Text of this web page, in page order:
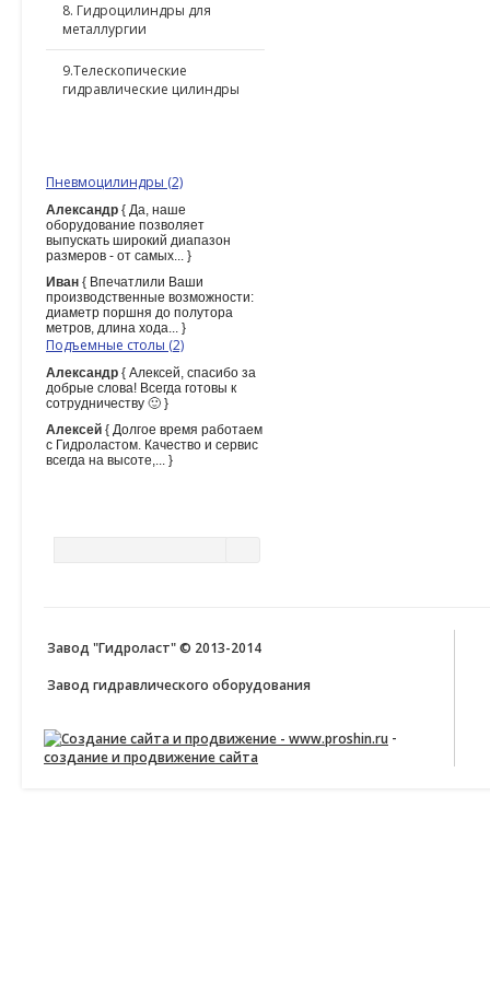
8. Гидроцилиндры для
металлургии
9.Телескопические
гидравлические цилиндры
Пневмоцилиндры (2)
Александр { Да, наше
оборудование позволяет
выпускать широкий диапазон
размеров - от самых... }
Иван { Впечатлили Ваши
производственные возможности:
диаметр поршня до полутора
метров, длина хода... }
Подъемные столы (2)
Александр { Алексей, спасибо за
добрые слова! Всегда готовы к
сотрудничеству 🙂 }
Алексей { Долгое время работаем
с Гидроластом. Качество и сервис
всегда на высоте,... }
Завод "Гидроласт" © 2013-2014
Завод гидравлического оборудования
-
создание и продвижение сайта